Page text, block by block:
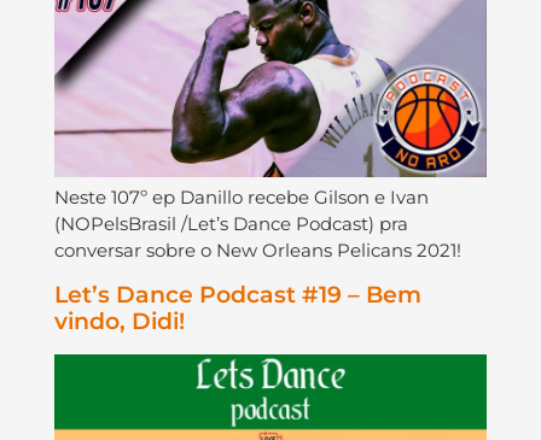
Neste 107º ep Danillo recebe Gilson e Ivan
(NOPelsBrasil /Let’s Dance Podcast) pra
conversar sobre o New Orleans Pelicans 2021!
Let’s Dance Podcast #19 – Bem
vindo, Didi!